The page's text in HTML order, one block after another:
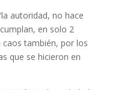
autoridad, no hace
en solo 2
caos también, por los
que se hicieron en